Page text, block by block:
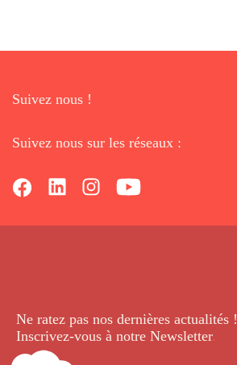
Suivez nous !
Suivez nous sur les réseaux :
Ne ratez pas nos dernières actualités !
Inscrivez-vous à notre Newsletter.